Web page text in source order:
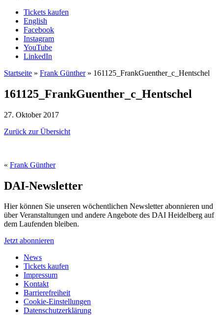
Tickets kaufen
English
Facebook
Instagram
YouTube
LinkedIn
Startseite » Frank Günther» 161125_FrankGuenther_c_Hentschel
161125_FrankGuenther_c_Hentschel
27. Oktober 2017
Zurück zur Übersicht
« Frank Günther
DAI-Newsletter
Hier können Sie unseren wöchentlichen Newsletter abonnieren und
über Veranstaltungen und andere Angebote des DAI Heidelberg auf
dem Laufenden bleiben.
Jetzt abonnieren
News
Tickets kaufen
Impressum
Kontakt
Barrierefreiheit
Cookie-Einstellungen
Datenschutzerklärung